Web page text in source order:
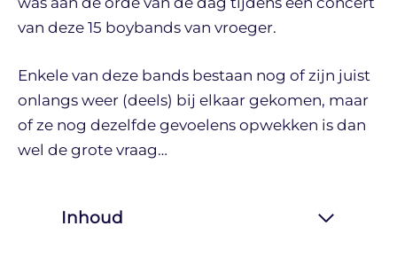
van deze 15 boybands van vroeger.
Enkele van deze bands bestaan nog of zijn juist
onlangs weer (deels) bij elkaar gekomen, maar
of ze nog dezelfde gevoelens opwekken is dan
wel de grote vraag…
Inhoud